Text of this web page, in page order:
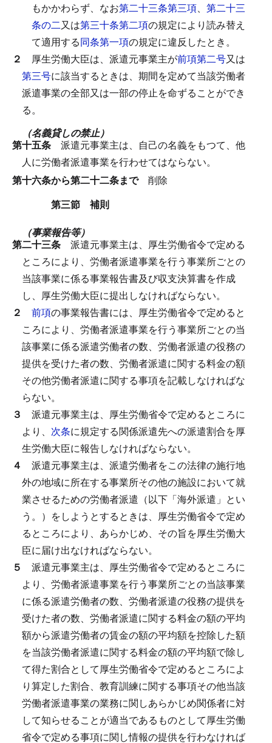
もかかわらず、なお第二十三条第三項、 第二十三
条の二又は第三十条第二項の規定により読み替え
て適用する同条第一項の規定に違反したとき。
２ 厚生労働大臣は、派遣元事業主が前項第二号又は
第三号に該当するときは、期間を定めて当該労働者
派遣事業の全部又は一部の停止を命ずることができ
る。
（名義貸しの禁止）
第十五条 派遣元事業主は、自己の名義をもつて、他
人に労働者派遣事業を行わせてはならない。
第十六条から第二十二条まで 削除
第三節 補則
（事業報告等）
第二十三条 派遣元事業主は、厚生労働省令で定める
ところにより、労働者派遣事業を行う事業所ごとの
当該事業に係る事業報告書及び収支決算書を作成
し、厚生労働大臣に提出しなければならない。
２ 前項の事業報告書には、厚生労働省令で定めると
ころにより、労働者派遣事業を行う事業所ごとの当
該事業に係る派遣労働者の数、労働者派遣の役務の
提供を受けた者の数、労働者派遣に関する料金の額
その他労働者派遣に関する事項を記載しなければな
らない。
３ 派遣元事業主は、厚生労働省令で定めるところに
より、 次条に規定する関係派遣先への派遣割合を厚
生労働大臣に報告しなければならない。
４ 派遣元事業主は、派遣労働者をこの法律の施行地
外の地域に所在する事業所その他の施設において就
業させるための労働者派遣（以下「海外派遣」とい
う。）をしようとするときは、厚生労働省令で定め
るところにより、あらかじめ、その旨を厚生労働大
臣に届け出なければならない。
５ 派遣元事業主は、厚生労働省令で定めるところに
より、労働者派遣事業を行う事業所ごとの当該事業
に係る派遣労働者の数、労働者派遣の役務の提供を
受けた者の数、労働者派遣に関する料金の額の平均
額から派遣労働者の賃金の額の平均額を控除した額
を当該労働者派遣に関する料金の額の平均額で除し
て得た割合として厚生労働省令で定めるところによ
り算定した割合、教育訓練に関する事項その他当該
労働者派遣事業の業務に関しあらかじめ関係者に対
して知らせることが適当であるものとして厚生労働
省令で定める事項に関し情報の提供を行わなければ